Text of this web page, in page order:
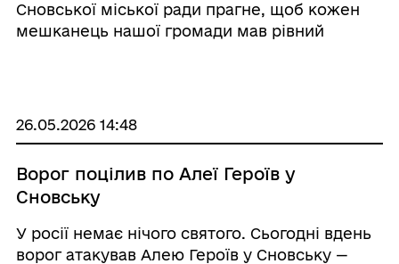
Сновської міської ради прагне, щоб кожен
мешканець нашої громади мав рівний
26.05.2026 14:48
Ворог поцілив по Алеї Героїв у
Сновську
У росії немає нічого святого. Сьогодні вдень
ворог атакував Алею Героїв у Сновську —